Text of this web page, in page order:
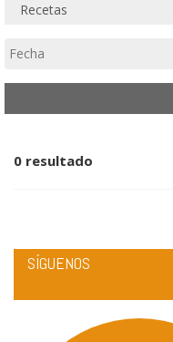
0 resultado
SÍGUENOS